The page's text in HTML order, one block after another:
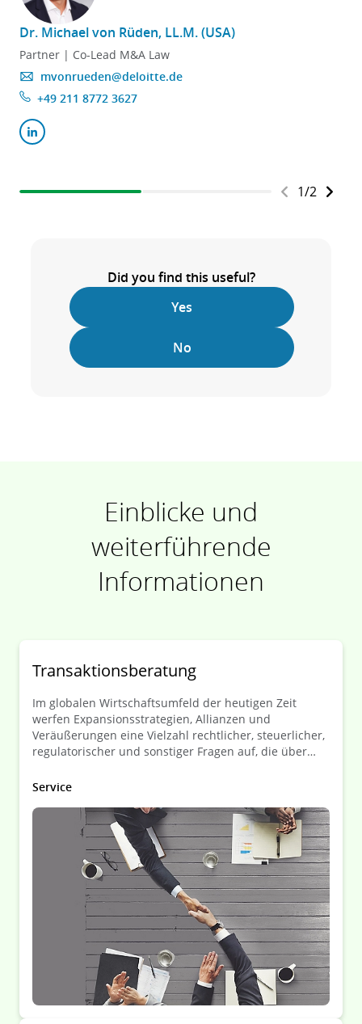
Dr. Michael von Rüden, LL.M. (USA)
Partner | Co-Lead M&A Law
mvonrueden@deloitte.de
+49 211 8772 3627
1/2
Did you find this useful?
Yes
No
Einblicke und
weiterführende
Informationen
Transaktionsberatung
Im globalen Wirtschaftsumfeld der heutigen Zeit
werfen Expansionsstrategien, Allianzen und
Veräußerungen eine Vielzahl rechtlicher, steuerlicher,
regulatorischer und sonstiger Fragen auf, die über
können.
Service